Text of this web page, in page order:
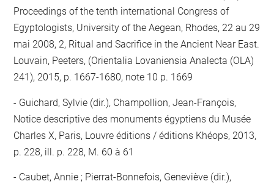
Proceedings of the tenth international Congress of
Egyptologists, University of the Aegean, Rhodes, 22 au 29
mai 2008, 2, Ritual and Sacrifice in the Ancient Near East.
Louvain, Peeters, (Orientalia Lovaniensia Analecta (OLA)
241), 2015, p. 1667-1680, note 10 p. 1669
Guichard, Sylvie (dir.), Champollion, Jean-François,
Notice descriptive des monuments égyptiens du Musée
Charles X, Paris, Louvre éditions / éditions Khéops, 2013,
p. 228, ill. p. 228, M. 60 à 61
Caubet, Annie ; Pierrat-Bonnefois, Geneviève (dir.),